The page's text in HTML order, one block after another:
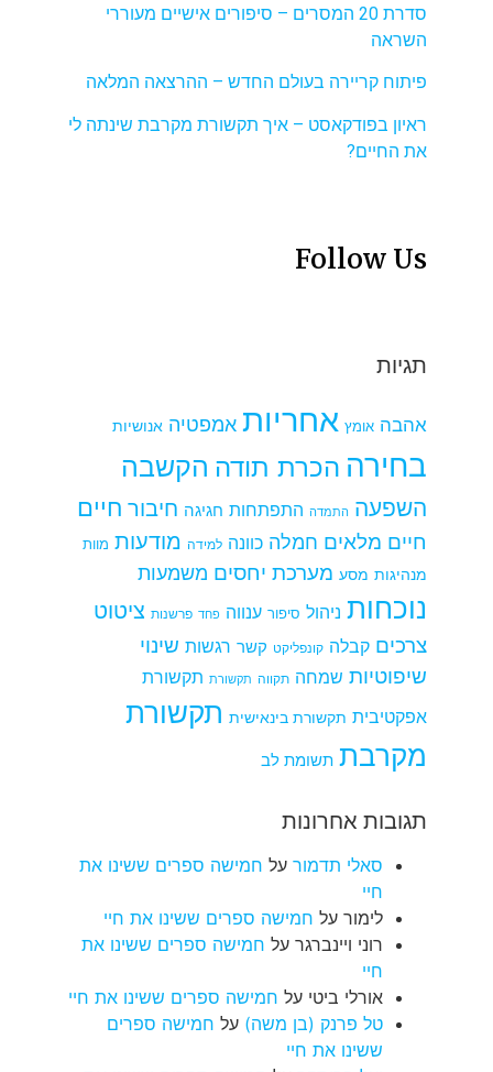
סדרת 20 המסרים – סיפורים אישיים מעוררי
השראה
פיתוח קריירה בעולם החדש – ההרצאה המלאה
ראיון בפודקאסט – איך תקשורת מקרבת שינתה לי
את החיים?
Follow Us
תגיות
אהבה אומץ אחריות אמפטיה אנושיות
בחירה הכרת תודה הקשבה
השפעה התמדה התפתחות חגיגה חיבור חיים
חיים מלאים חמלה כוונה למידה מודעות מוות
מנהיגות מסע מערכת יחסים משמעות
נוכחות ניהול סיפור ענווה פחד פרשנות ציטוט
צרכים קבלה קונפליקט קשר רגשות שינוי
שיפוטיות שמחה תקווה תקשורת תקשורת
אפקטיבית תקשורת בינאישית תקשורת
מקרבת תשומת לב
תגובות אחרונות
סאלי תדמור על חמישה ספרים ששינו את
חיי
לימור על חמישה ספרים ששינו את חיי
רוני ויינברגר על חמישה ספרים ששינו את
חיי
אורלי ביטי על חמישה ספרים ששינו את חיי
טל פרנק (בן משה) על חמישה ספרים
ששינו את חיי